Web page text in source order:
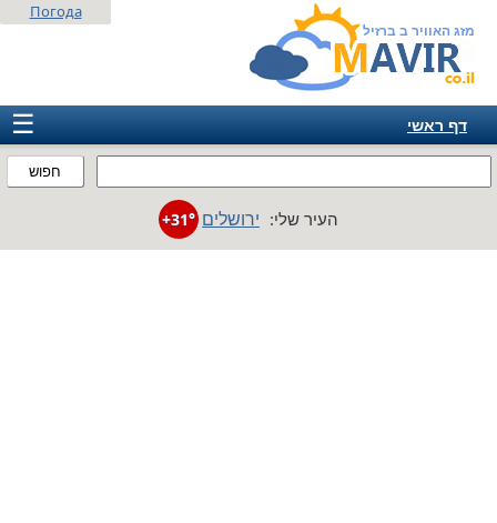
מזג האוויר ב ברזיל
חפוש
Погода
☰
דף ראשי
אמריקה
העיר שלי: ירושלים +31°